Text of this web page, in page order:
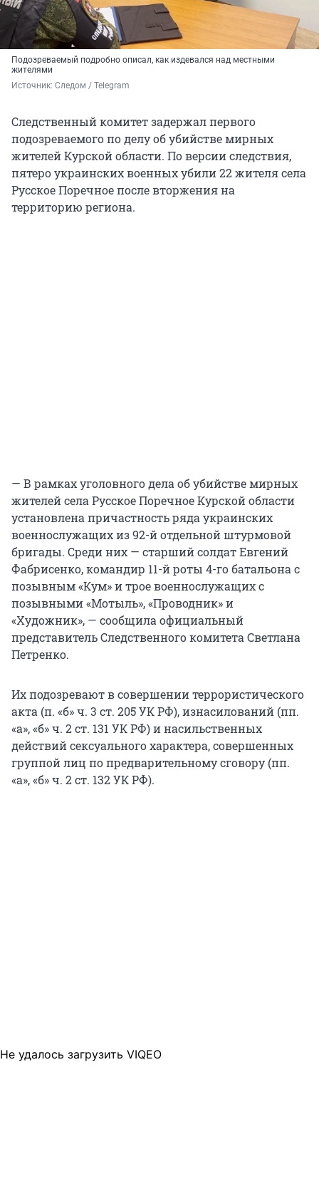
Подозреваемый подробно описал, как издевался над местными
жителями
Источник: Следом / Telegram
Следственный комитет задержал первого
подозреваемого по делу об убийстве мирных
жителей Курской области. По версии следствия,
пятеро украинских военных убили 22 жителя села
Русское Поречное после вторжения на
территорию региона.
— В рамках уголовного дела об убийстве мирных
жителей села Русское Поречное Курской области
установлена причастность ряда украинских
военнослужащих из 92-й отдельной штурмовой
бригады. Среди них — старший солдат Евгений
Фабрисенко, командир 11-й роты 4-го батальона с
позывным «Кум» и трое военнослужащих с
позывными «Мотыль», «Проводник» и
«Художник», — сообщила официальный
представитель Следственного комитета Светлана
Петренко.
Их подозревают в совершении террористического
акта (п. «б» ч. 3 ст. 205 УК РФ), изнасилований (пп.
«а», «б» ч. 2 ст. 131 УК РФ) и насильственных
действий сексуального характера, совершенных
группой лиц по предварительному сговору (пп.
«а», «б» ч. 2 ст. 132 УК РФ).
Не удалось загрузить VIQEO